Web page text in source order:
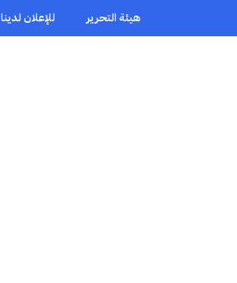
هيئة التحرير للإعلان لدينا